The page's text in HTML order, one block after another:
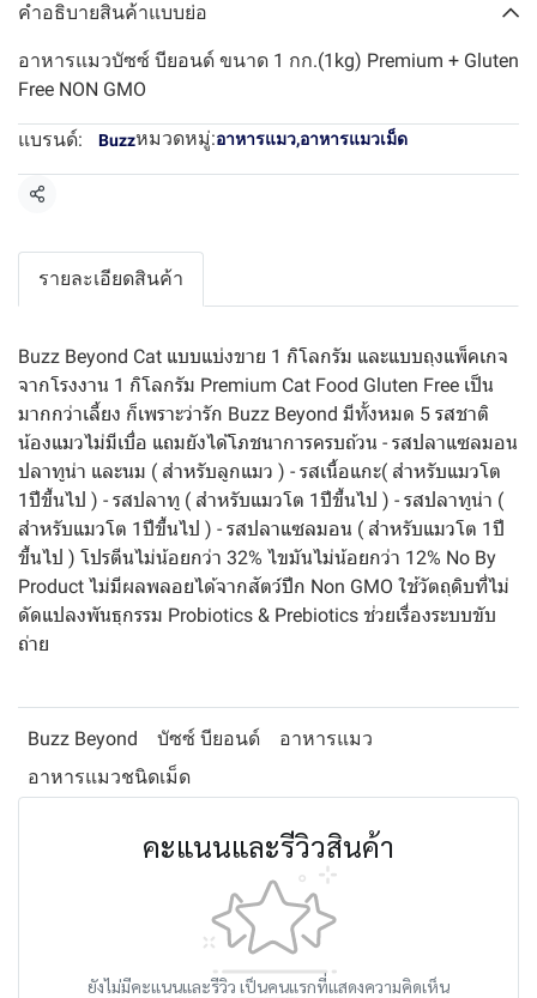
คำอธิบายสินค้าแบบย่อ
อาหารแมวบัซซ์ บียอนด์ ขนาด 1 กก.(1kg) Premium + Gluten
Free NON GMO
แบรนด์: Buzzหมวดหมู่:อาหารแมว,อาหารแมวเม็ด
แชร์
รายละเอียดสินค้า
Buzz Beyond Cat แบบแบ่งขาย 1 กิโลกรัม และแบบถุงแพ็คเกจ
จากโรงงาน 1 กิโลกรัม Premium Cat Food Gluten Free เป็น
มากกว่าเลี้ยง ก็เพราะว่ารัก Buzz Beyond มีทั้งหมด 5 รสชาติ
น้องแมวไม่มีเบื่อ แถมยังได้โภชนาการครบถ้วน - รสปลาแซลมอน
ปลาทูน่า และนม ( สำหรับลูกแมว ) - รสเนื้อแกะ( สำหรับแมวโต
1ปีขึ้นไป ) - รสปลาทู ( สำหรับแมวโต 1ปีขึ้นไป ) - รสปลาทูน่า (
สำหรับแมวโต 1ปีขึ้นไป ) - รสปลาแซลมอน ( สำหรับแมวโต 1ปี
ขึ้นไป ) โปรตีนไม่น้อยกว่า 32% ไขมันไม่น้อยกว่า 12% No By
Product ไม่มีผลพลอยได้จากสัตว์ปีก Non GMO ใช้วัตถุดิบที่ไม่
ดัดแปลงพันธุกรรม Probiotics & Prebiotics ช่วยเรื่องระบบขับ
ถ่าย
Buzz Beyond บัซซ์ บียอนด์
อาหารแมว
อาหารแมวชนิดเม็ด
คะแนนและรีวิวสินค้า
ยังไม่มีคะแนนและรีวิว เป็นคนแรกที่แสดงความคิดเห็น